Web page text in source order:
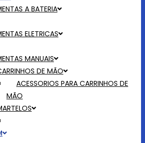
A BATERIA
ELETRICAS
MANUAIS
DE MÃO
ACESSORIOS PARA CARRINHOS DE
MÃO